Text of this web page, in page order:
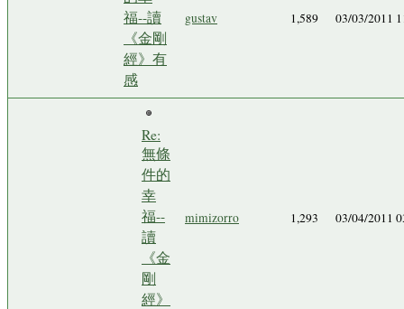
福--讀
《金剛
經》有
感
gustav 1,589 03/03/2011
Re:
無條
件的
幸
福--
讀
《金
剛
經》
mimizorro 1,293 03/04/2011